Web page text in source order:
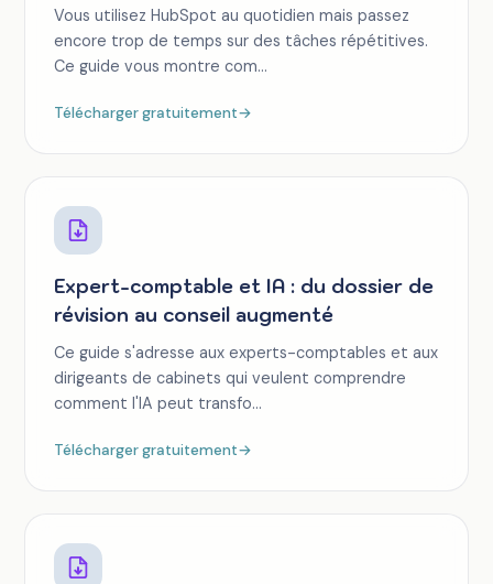
Vous utilisez HubSpot au quotidien mais passez
encore trop de temps sur des tâches répétitives.
Ce guide vous montre com...
Télécharger gratuitement→
Expert-comptable et IA : du dossier de
révision au conseil augmenté
Ce guide s'adresse aux experts-comptables et aux
dirigeants de cabinets qui veulent comprendre
comment l'IA peut transfo...
Télécharger gratuitement→